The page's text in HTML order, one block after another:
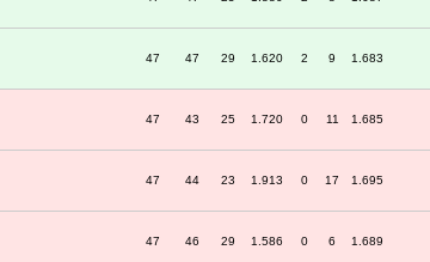
47 47 29 1.620 2 9 1.683
47 43 25 1.720 0 11 1.685
47 44 23 1.913 0 17 1.695
47 46 29 1.586 0 6 1.689